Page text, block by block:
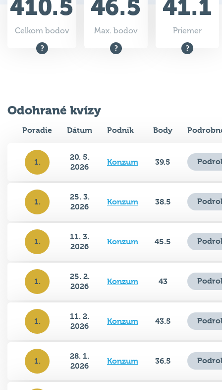
410.5
Celkom bodov
46.5
Max. bodov
41.1
Priemer
Odohrané kvízy
Poradie Dátum Podnik Body
1.
20. 5.
2026
Konzum 39.5
1.
25. 3.
2026
Konzum 38.5
1.
11. 3.
2026
Konzum 45.5
1.
25. 2.
2026
Konzum 43
1.
11. 2.
2026
Konzum 43.5
1.
28. 1.
2026
Konzum 36.5